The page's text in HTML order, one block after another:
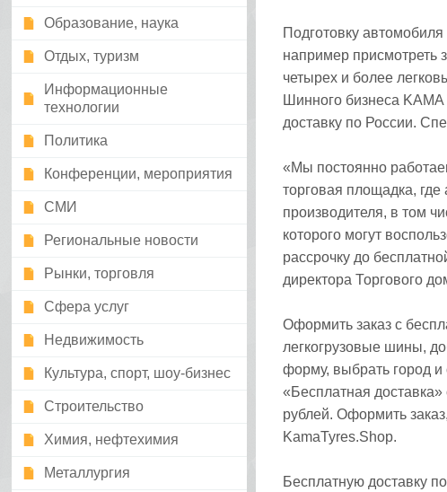
Образование, наука
Отдых, туризм
Информационные
технологии
Политика
Конференции, мероприятия
СМИ
Региональные новости
Рынки, торговля
Сфера услуг
Недвижимость
Культура, спорт, шоу-бизнес
Строительство
Химия, нефтехимия
Металлургия
Подготовку
например присмотреть
четырех и более
Шинного бизнеса
доставку по России.
«Мы постоянно
торговая площадка,
производителя, в том
которого могут
рассрочку до
директора Торгового
Оформить заказ с
легкогрузовые шины,
форму, выбрать город и
«Бесплатная доставка»
рублей. Оформить
KamaTyres.Shop.
Бесплатную доставку